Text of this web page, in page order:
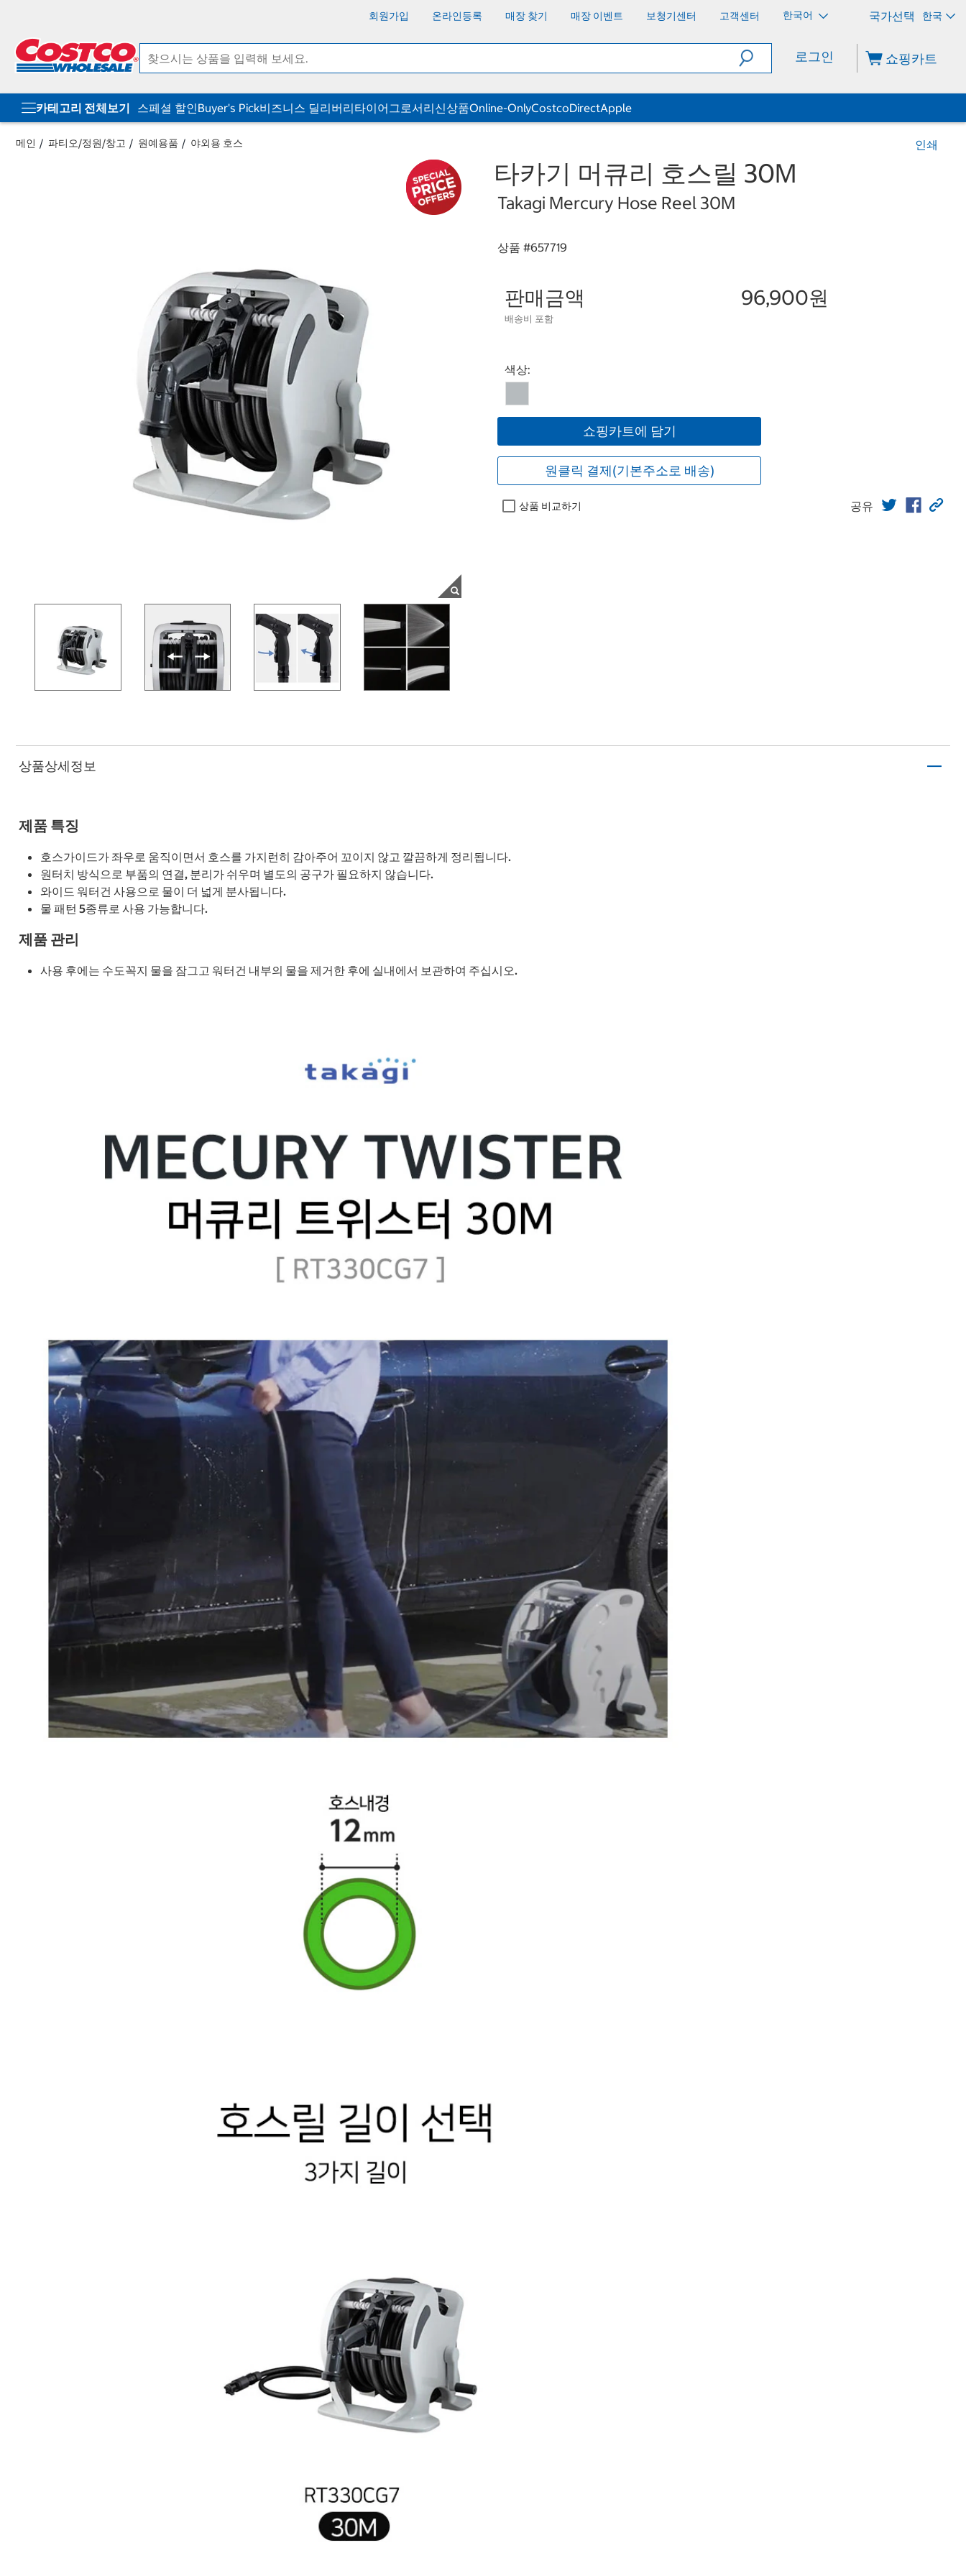
회원가입 온라인등록 매장 찾기 매장 이벤트 보청기센터 고객센터 한국어 한국
로그인 쇼핑카트
카테고리 전체보기 스페셜 할인Buyer's Pick비즈니스 딜리버리타이어그로서리신상품Online-OnlyCostcoDirectApple
메인 파티오/정원/창고 원예용품 야외용 호스 인쇄
타카기 머큐리 호스릴 30M
Takagi Mercury Hose Reel 30M
상품 #657719
판매금액 96,900원
배송비 포함
Select product
색상:
쇼핑카트에 담기
원클릭 결제(기본주소로 배송)
상품 비교하기 공유
상품상세정보
제품 특징
호스가이드가 좌우로 움직이면서 호스를 가지런히 감아주어 꼬이지 않고 깔끔하게 정리됩니다.
원터치 방식으로 부품의 연결, 분리가 쉬우며 별도의 공구가 필요하지 않습니다.
와이드 워터건 사용으로 물이 더 넓게 분사됩니다.
물 패턴 5종류로 사용 가능합니다.
제품 관리
사용 후에는 수도꼭지 물을 잠그고 워터건 내부의 물을 제거한 후에 실내에서 보관하여 주십시오.